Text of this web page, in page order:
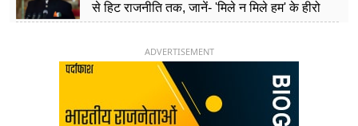
से हिट राजनीति तक, जानें- 'मिले न मिले हम' के हीरो
ADVERTISEMENT